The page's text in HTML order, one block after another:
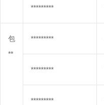
*********
包
**
*********
*********
*********